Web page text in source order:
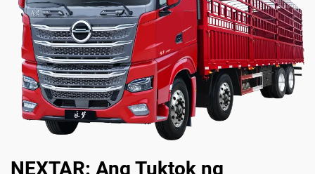
NEXTAR: Ang Tuktok ng